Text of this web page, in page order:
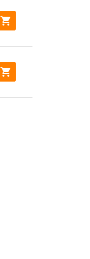
shopping_cart
shopping_cart